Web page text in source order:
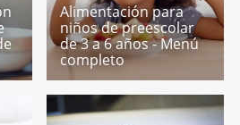
Alimentación para
niños de preescolar
de 3 a 6 años - Menú
completo